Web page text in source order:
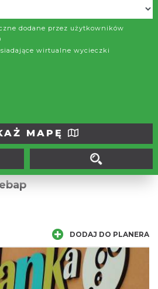
dodane przez użytkowników
wirtualne wycieczki
MAPĘ
Werona gdzie serwowana jest
pizza w naszym regionie,
receptury z domieszką
DODAJ DO PLANERA